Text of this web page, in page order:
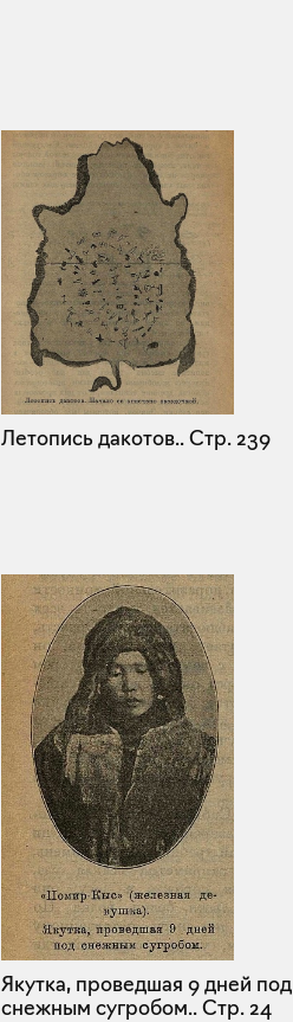
Летопись дакотов..Стр. 239
Якутка, проведшая 9 дней под
снежным сугробом..Стр. 24